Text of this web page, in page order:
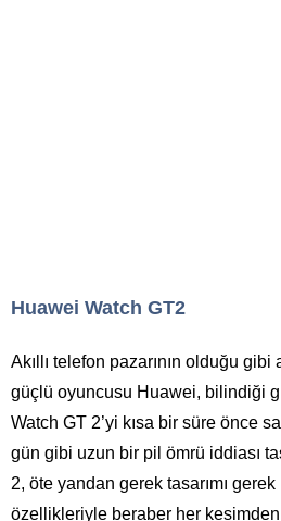
Huawei Watch GT2
Akıllı telefon pazarının olduğu gibi
güçlü oyuncusu Huawei, bilindiği
Watch GT 2’yi kısa bir süre önce
gün gibi uzun bir pil ömrü iddiası
2, öte yandan gerek tasarımı gerek
özellikleriyle beraber her kesimden